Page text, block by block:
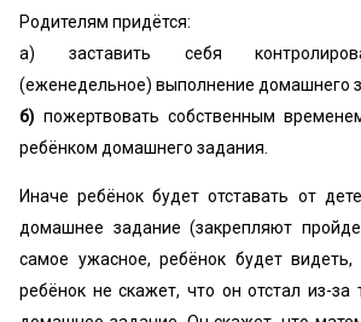
Родителям придётся:
а) заставить себя
(еженедельное) выполнение домашнего
б) пожертвовать собственным
ребёнком домашнего задания.
Иначе ребёнок будет отставать от
домашнее задание (закрепляют
самое ужасное, ребёнок будет видеть,
ребёнок не скажет, что он отстал из-за